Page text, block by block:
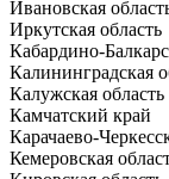
Ивановская
Иркутская область
Кабардино-
Калининградская
Калужская область
Камчатский край
Карачаево-
Кемеровская